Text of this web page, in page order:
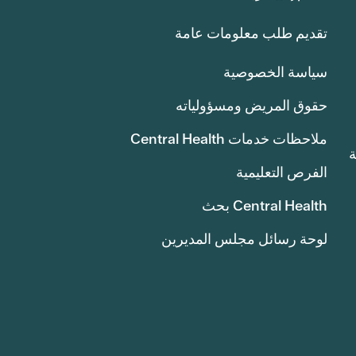
تقديم طلب معلومات عامة
سياسة الخصوصية
حقوق المريض ومسؤولياته
ملاحظات خدمات Central Health
الفرص التعليمية
Central Health بحث
لوحة رسائل مجلس المديرين